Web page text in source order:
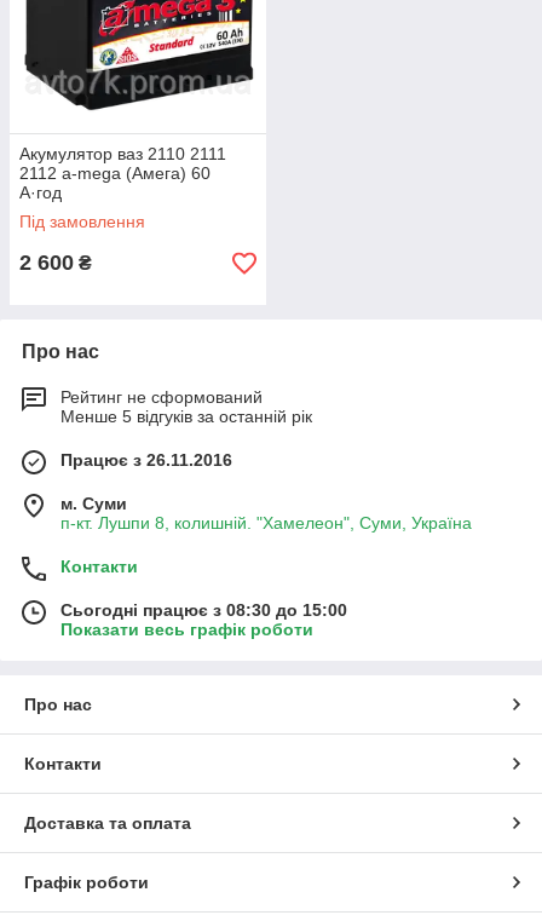
Акумулятор ваз 2110 2111
2112 a-mega (Амега) 60
А·год
Під замовлення
2 600 ₴
Про нас
Рейтинг не сформований
Менше 5 відгуків за останній рік
Працює з 26.11.2016
м. Суми
п-кт. Лушпи 8, колишній. "Хамелеон", Суми, Україна
Контакти
Сьогодні працює з 08:30 до 15:00
Показати весь графік роботи
Про нас
Контакти
Доставка та оплата
Графік роботи